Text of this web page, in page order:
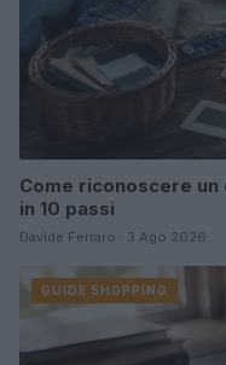
Come riconoscere
in 10 passi
Davide Ferraro · 3 Ago 2026
GUIDE SHOPPING